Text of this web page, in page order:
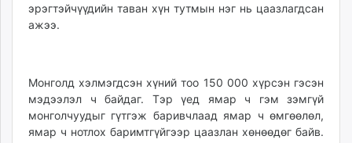
эрэгтэйчүүдийн таван хүн тутмын нэг нь цаазлагдсан
ажээ.
Монголд хэлмэгдсэн хүний тоо 150 000 хүрсэн гэсэн
мэдээлэл ч байдаг. Тэр үед ямар ч гэм зэмгүй
монголчуудыг гүтгэж баривчлаад ямар ч өмгөөлөл,
ямар ч нотлох баримтгүйгээр цаазлан хөнөөдөг байв.